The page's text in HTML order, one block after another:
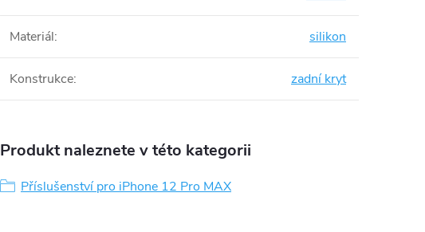
Materiál: silikon
Konstrukce: zadní kryt
Produkt naleznete v této kategorii
Příslušenství pro iPhone 12 Pro MAX